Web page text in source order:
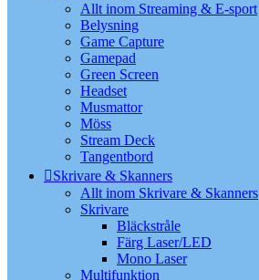
Allt inom Streaming & E-sport
Belysning
Game Capture
Gamepad
Green Screen
Headset
Musmattor
Möss
Stream Deck
Tangentbord
Skrivare & Skanners
Allt inom Skrivare & Skanners
Skrivare
Bläckstråle
Färg Laser/LED
Mono Laser
Multifunktion